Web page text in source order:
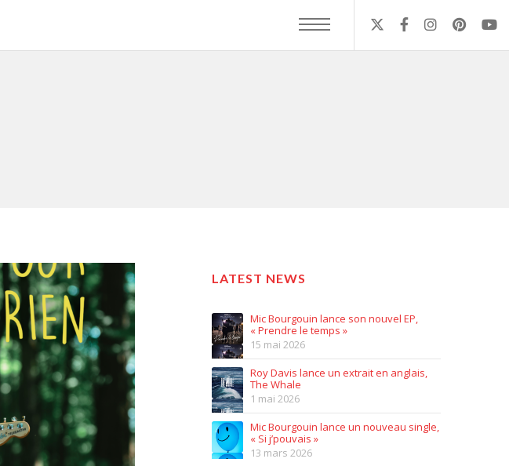
LATEST NEWS
Mic Bourgouin lance son nouvel EP,
« Prendre le temps »
15 mai 2026
Roy Davis lance un extrait en anglais,
The Whale
1 mai 2026
Mic Bourgouin lance un nouveau single,
« Si j’pouvais »
13 mars 2026